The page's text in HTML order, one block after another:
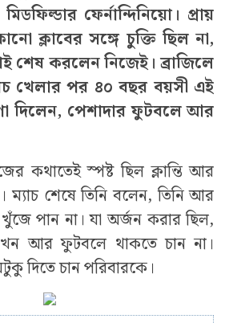
ফের্নান্দিনিয়ো। প্রায়
ক্লাবের সঙ্গে চুক্তি ছিল না,
শেষ করলেন নিজেই। ব্রাজিলে
খেলার পর ৪০ বছর বয়সী এই
দিলেন, পেশাদার ফুটবলে আর
কথাতেই স্পষ্ট ছিল ক্লান্তি আর
ম্যাচ শেষে তিনি বলেন, তিনি আর
পান না। যা অর্জন করার ছিল,
আর ফুটবলে থাকতে চান না।
দিতে চান পরিবারকে।